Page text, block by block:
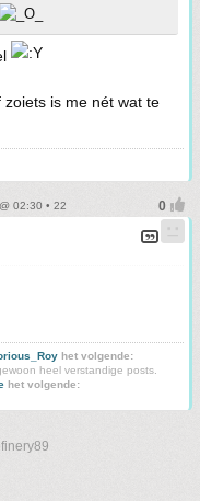
is me nét wat te
02:30 • 22
het volgende:
heel verstandige posts.
het volgende: